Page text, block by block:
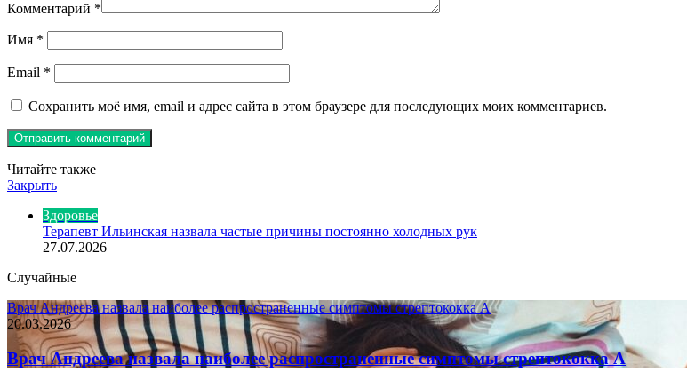
Комментарий *
Имя *
Email *
Сохранить моё имя, email и адрес сайта в этом браузере для последующих моих комментариев.
Читайте также
Закрыть
Здоровье
Терапевт Ильинская назвала частые причины постоянно холодных рук
27.07.2026
Случайные
Врач Андреева назвала наиболее распространенные симптомы стрептококка А
20.03.2026
Врач Андреева назвала наиболее распространенные симптомы стрептококка А